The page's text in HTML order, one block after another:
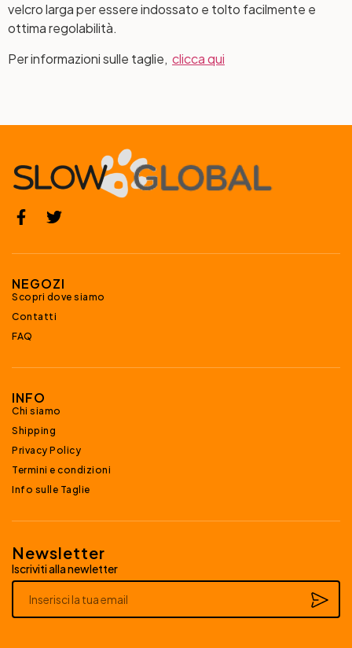
velcro larga per essere indossato e tolto facilmente e
ottima regolabilità.
Per informazioni sulle taglie, clicca qui
NEGOZI
Scopri dove siamo
Contatti
FAQ
INFO
Chi siamo
Shipping
Privacy Policy
Termini e condizioni
Info sulle Taglie
Newsletter
Iscriviti alla newletter